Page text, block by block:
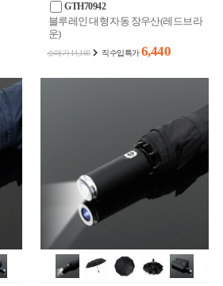
GTH70942
블루레인 대형 자동 장우산(레드브라
운)
소매가 14,160 직수입특가6,440